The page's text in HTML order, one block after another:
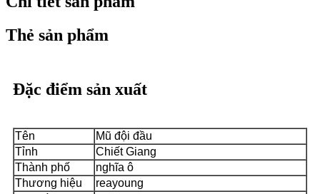
Thẻ sản phẩm
Đặc điểm sản xuất
Tên
Mũ đội đầu
Tỉnh
Chiết Giang
Thành phố
nghĩa ô
Thương hiệu
reayoung